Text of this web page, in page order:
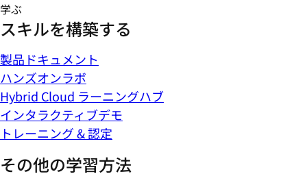
学ぶ
スキルを構築する
製品ドキュメント
ハンズオンラボ
Hybrid Cloud ラーニングハブ
インタラクティブデモ
トレーニング & 認定
その他の学習方法